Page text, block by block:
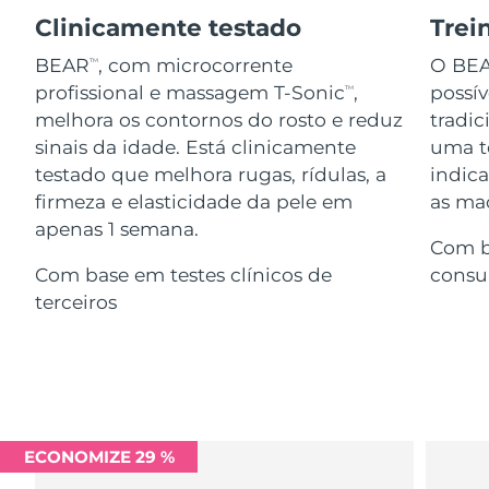
Clinicamente testado
BEARTM, com microcorrente
profissional e massagem T-SonicTM,
melhora os contornos do rosto e reduz
sinais da idade. Está clinicamente
testado que melhora rugas, rídulas, a
firmeza e elasticidade da pele em
apenas 1 semana.
Com base em testes clínicos de
terceiros
O
uma
as
Com
ECONOMIZE 29 %
Advanced pore care essentials
Serum
For healthy hair
issa™ Teeth Whitening Gel
18% PAP
Cosméticos Homens
Comprar todos
FOREO APP
Itália Entrega prevista 08/08/2026
Japão Entrega prevista 11/08/2026
Jersey Entrega prevista 13/08/2026
10/08/2026
Kuwait
Lituânia